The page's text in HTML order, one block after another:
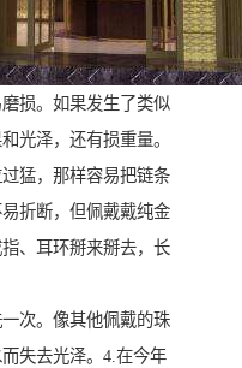
损。如果发生了类似
光泽，还有损重量。
猛，那样容易把链条
折断，但佩戴戴纯金
、耳环掰来掰去，长
次。像其他佩戴的珠
失去光泽。4.在今年